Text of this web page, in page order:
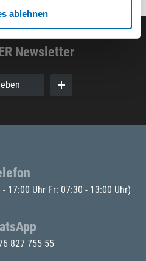
ablehnen
Newsletter
17:00 Uhr Fr: 07:30 - 13:00 Uhr)
827 755 55